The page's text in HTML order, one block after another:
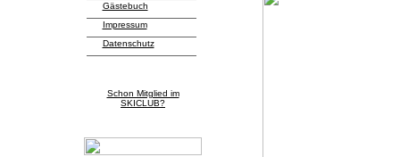
Gästebuch
Impressum
Datenschutz
Schon Mitglied im
SKICLUB?